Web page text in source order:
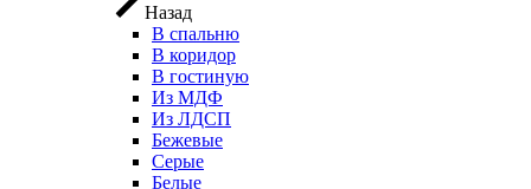
Назад
В спальню
В коридор
В гостиную
Из МДФ
Из ЛДСП
Бежевые
Серые
Белые